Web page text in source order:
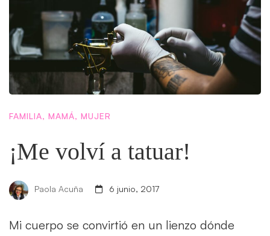
FAMILIA, MAMÁ, MUJER
¡Me volví a tatuar!
Paola Acuña 6 junio, 2017
Mi cuerpo se convirtió en un lienzo dónde